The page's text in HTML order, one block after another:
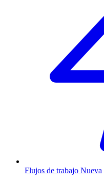
Flujos de trabajo Nueva